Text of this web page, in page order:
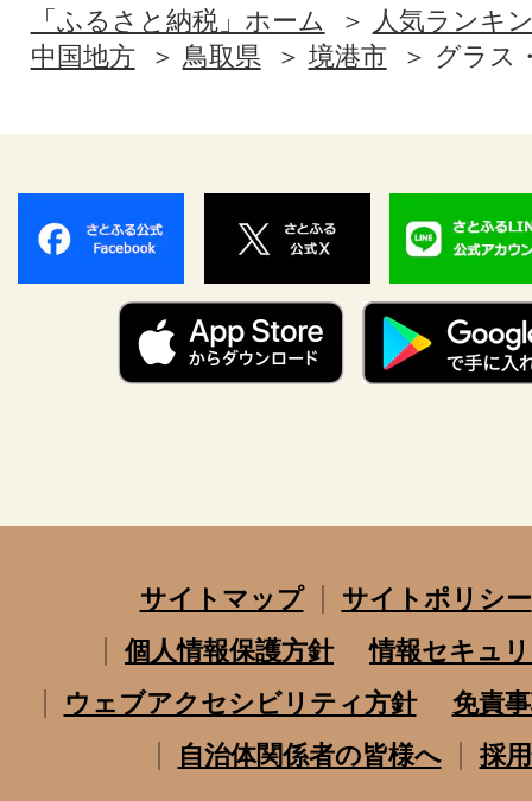
「ふるさと納税」ホーム
人気ランキ
中国地方
鳥取県 境港市 グラス
サイトマップ
サイトポリシー
個人情報保護方針
情報セキュ
ウェブアクセシビリティ方針
免責
自治体関係者の皆様へ
採